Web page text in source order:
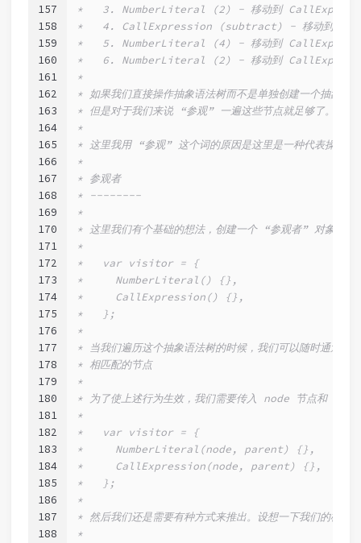
157
158
159
160
161
162
163
164
165
166
167
168
169
170
171
172
173
174
175
176
177
178
179
180
181
182
183
184
185
186
187
188
*   3. NumberLiteral (2) - 移动到
*   4. CallExpression (subtract) - 移动到
*   5. NumberLiteral (4) - 移动到
*   6. NumberLiteral (2) - 移动到
*
* 如果我们直接操作抽象语法树而不是单独创建一个抽象语
* 但是对于我们来说 “参观” 一遍这些节点就足够了。
*
* 这里我用 “参观” 这个词的原因是这里是一种代表操作对
*
* 参观者
* --------
*
* 这里我们有个基础的想法，创建一个 “参观者” 对象，其
*
*   var visitor = {
*     NumberLiteral() {},
*     CallExpression() {},
*   };
*
* 当我们遍历这个抽象语法树的时候，我们可以随时通过
* 相匹配的节点
*
* 为了使上述行为生效，我们需要传入 node 节点和
*
*   var visitor = {
*     NumberLiteral(node, parent) {},
*     CallExpression(node, parent) {},
*   };
*
* 然后我们还是需要有种方式来推出。设想一下我们的树结
*